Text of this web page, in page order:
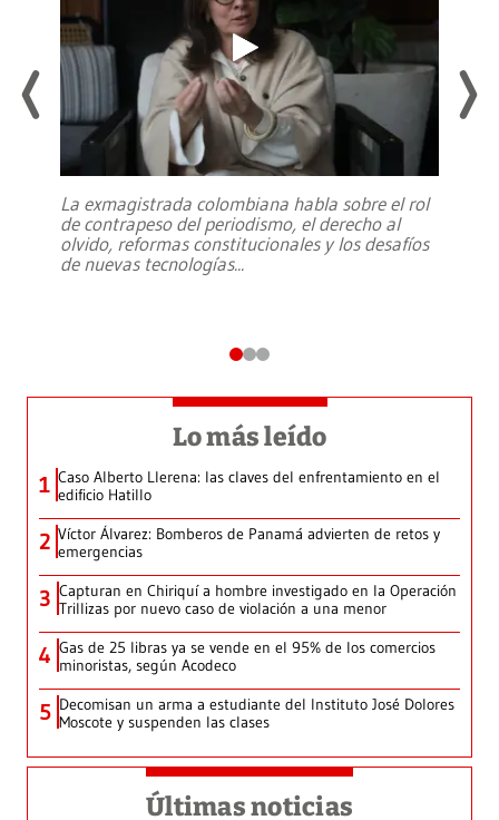
La exmagistrada colombiana habla sobre el rol
de contrapeso del periodismo, el derecho al
olvido, reformas constitucionales y los desafíos
de nuevas tecnologías...
Lo más leído
1 Caso Alberto Llerena: las claves del enfrentamiento en el
edificio Hatillo
2 Víctor Álvarez: Bomberos de Panamá advierten de retos y
emergencias
3 Capturan en Chiriquí a hombre investigado en la Operación
Trillizas por nuevo caso de violación a una menor
4 Gas de 25 libras ya se vende en el 95% de los comercios
minoristas, según Acodeco
5 Decomisan un arma a estudiante del Instituto José Dolores
Moscote y suspenden las clases
Últimas noticias